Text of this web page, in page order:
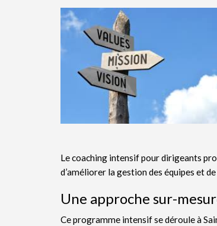
Le coaching intensif pour dirigeants
d’améliorer la gestion des équipes et
Une approche sur-
Ce programme intensif se déroule à